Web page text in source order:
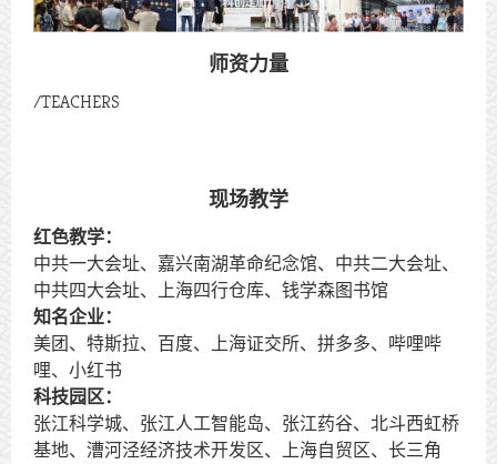
师资力量
/TEACHERS
现场教学
红色教学：
中共一大会址、嘉兴南湖革命纪念馆、中共二大会址、
中共四大会址、上海四行仓库、钱学森图书馆
知名企业：
美团、特斯拉、百度、上海证交所、拼多多、哔哩哔
哩、小红书
科技园区：
张江科学城、张江人工智能岛、张江药谷、北斗西虹桥
基地、漕河泾经济技术开发区、上海自贸区、长三角